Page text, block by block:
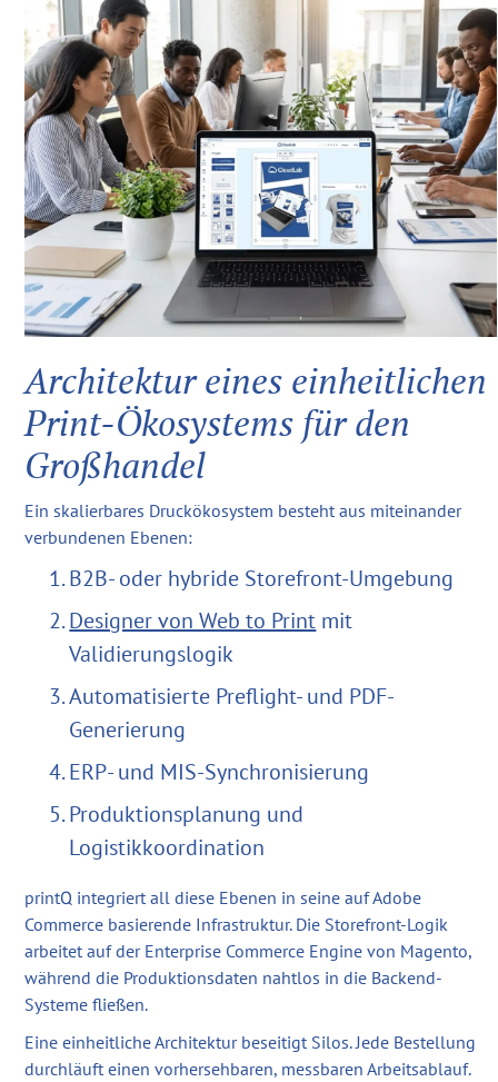
Architektur eines einheitlichen
Print-Ökosystems für den
Großhandel
Ein skalierbares Druckökosystem besteht aus miteinander
verbundenen Ebenen:
B2B- oder hybride Storefront-Umgebung
Designer von Web to Print mit
Validierungslogik
Automatisierte Preflight- und PDF-
Generierung
ERP- und MIS-Synchronisierung
Produktionsplanung und
Logistikkoordination
printQ integriert all diese Ebenen in seine auf Adobe
Commerce basierende Infrastruktur. Die Storefront-Logik
arbeitet auf der Enterprise Commerce Engine von Magento,
während die Produktionsdaten nahtlos in die Backend-
Systeme fließen.
Eine einheitliche Architektur beseitigt Silos. Jede Bestellung
durchläuft einen vorhersehbaren, messbaren Arbeitsablauf.